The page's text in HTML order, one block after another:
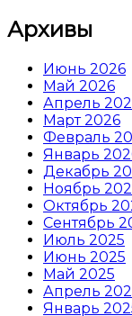
Архивы
Июнь 2026
Май 2026
Апрель
Март 2026
Февраль
Январь
Декабрь
Ноябрь
Октябрь
Сентябрь
Июль 2025
Июнь 2025
Май 2025
Апрель
Январь